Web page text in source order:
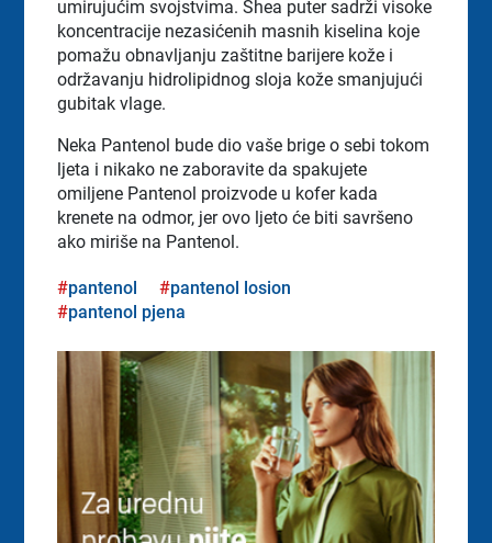
umirujućim svojstvima. Shea puter sadrži visoke
koncentracije nezasićenih masnih kiselina koje
pomažu obnavljanju zaštitne barijere kože i
održavanju hidrolipidnog sloja kože smanjujući
gubitak vlage.
Neka Pantenol bude dio vaše brige o sebi tokom
ljeta i nikako ne zaboravite da spakujete
omiljene Pantenol proizvode u kofer kada
krenete na odmor, jer ovo ljeto će biti savršeno
ako miriše na Pantenol.
pantenol
pantenol losion
pantenol pjena